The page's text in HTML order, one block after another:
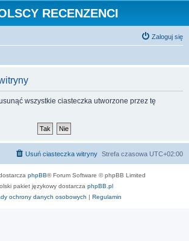
RECENZENCI
Zaloguj się
wszystkie ciasteczka utworzone przez tę
Strefa czasowa UTC+02:00
Usuń ciasteczka witryny
phpBB® Forum Software © phpBB Limited
pakiet językowy dostarcza phpBB.pl
ochrony danych osobowych | Regulamin